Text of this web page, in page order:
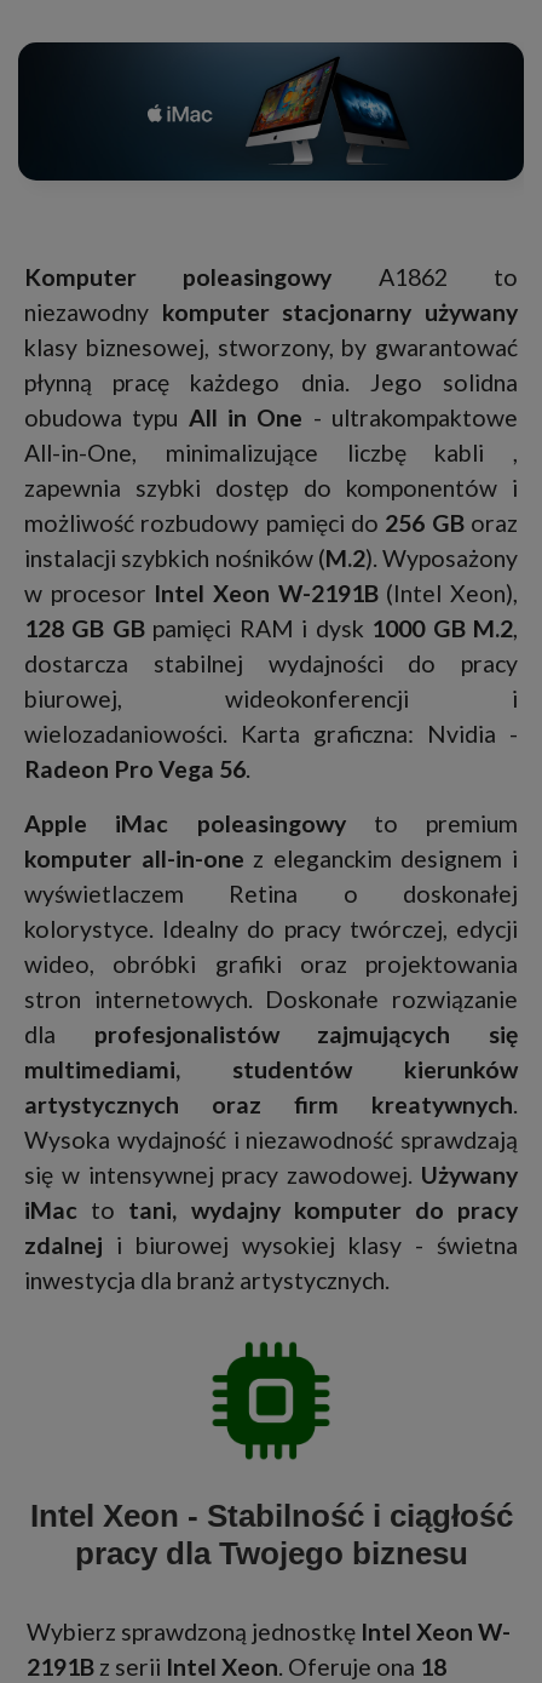
Komputer poleasingowy A1862 to
niezawodny komputer stacjonarny używany
klasy biznesowej, stworzony, by gwarantować
płynną pracę każdego dnia. Jego solidna
obudowa typu All in One - ultrakompaktowe
All-in-One, minimalizujące liczbę kabli ,
zapewnia szybki dostęp do komponentów i
możliwość rozbudowy pamięci do 256 GBoraz
instalacji szybkich nośników (M.2). Wyposażony
w procesor Intel Xeon W-2191B(Intel Xeon),
128 GB GBpamięci RAM i dysk 1000 GB M.2,
dostarcza stabilnej wydajności do pracy
biurowej, wideokonferencji i
wielozadaniowości. Karta graficzna: Nvidia -
Radeon Pro Vega 56.
Apple iMac poleasingowyto premium
komputer all-in-one z eleganckim designem i
wyświetlaczem Retina o doskonałej
kolorystyce. Idealny do pracy twórczej, edycji
wideo, obróbki grafiki oraz projektowania
stron internetowych. Doskonałe rozwiązanie
dla profesjonalistów zajmujących się
multimediami, studentów kierunków
artystycznych oraz firm kreatywnych.
Wysoka wydajność i niezawodność sprawdzają
się w intensywnej pracy zawodowej. Używany
iMac to tani, wydajny komputer do pracy
zdalnej i biurowej wysokiej klasy - świetna
inwestycja dla branż artystycznych.
Intel Xeon - Stabilność i ciągłość
pracy dla Twojego biznesu
Wybierz sprawdzoną jednostkę Intel Xeon W-
2191B z serii Intel Xeon. Oferuje ona 18